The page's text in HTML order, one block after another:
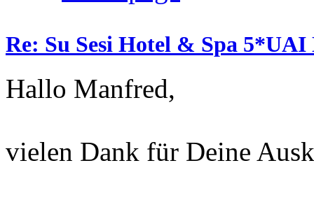
Re: Su Sesi Hotel & Spa 5*UAI
Hallo Manfred,
vielen Dank für Deine